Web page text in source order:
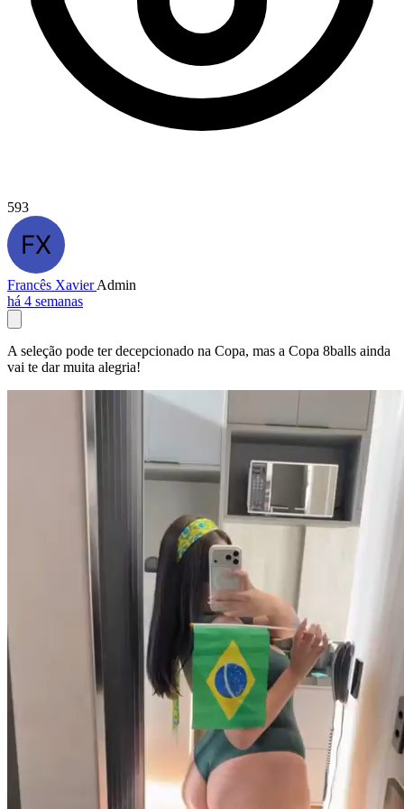
593
Francês XavierAdmin
há 4 semanas
A seleção pode ter decepcionado na Copa, mas a Copa 8balls ainda
vai te dar muita alegria!